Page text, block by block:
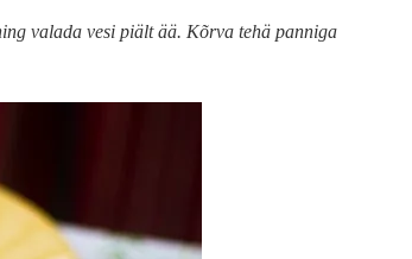
valada vesi piält ää. Kõrva tehä panniga